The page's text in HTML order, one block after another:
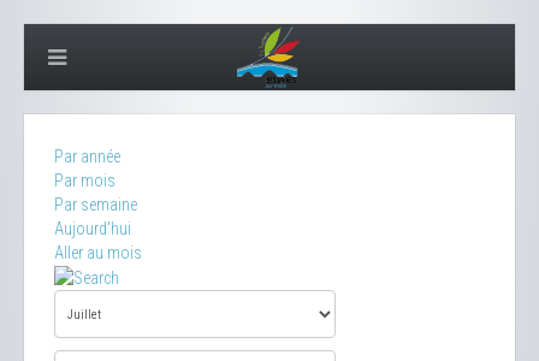
Par année
Par mois
Par semaine
Aujourd'hui
Aller au mois